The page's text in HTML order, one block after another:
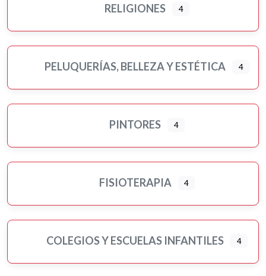
RELIGIONES 4
PELUQUERÍAS, BELLEZA Y ESTÉTICA 4
PINTORES 4
FISIOTERAPIA 4
COLEGIOS Y ESCUELAS INFANTILES 4